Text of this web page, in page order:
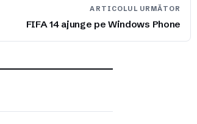
ARTICOLUL URMĂTOR
FIFA 14 ajunge pe Windows Phone